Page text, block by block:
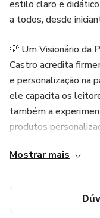
estilo claro e
a todos, desde
💡 Um Visionário da
Castro acredita
e personalização na
ele capacita os
também a
produtos
Mostrar mais